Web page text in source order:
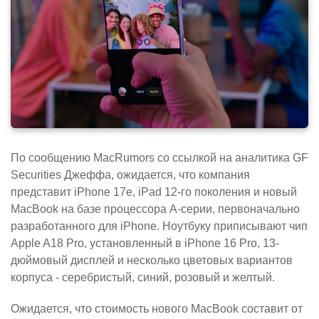
По сообщению MacRumors со ссылкой на аналитика GF
Securities Джеффа, ожидается, что компания
представит iPhone 17e, iPad 12-го поколения и новый
MacBook на базе процессора A-серии, первоначально
разработанного для iPhone. Ноутбуку приписывают чип
Apple A18 Pro, установленный в iPhone 16 Pro, 13-
дюймовый дисплей и несколько цветовых вариантов
корпуса - серебристый, синий, розовый и желтый.
Ожидается, что стоимость нового MacBook составит от